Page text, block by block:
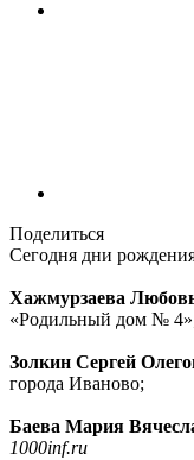
Поделиться
Сегодня дни
Хажмурзаева
«Родильный дом №
Золкин Сергей
города Иваново;
Баева Мария
1000inf.ru